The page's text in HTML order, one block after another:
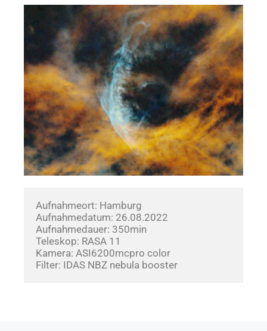
Aufnahmeort: Hamburg
Aufnahmedatum: 26.08.2022
Aufnahmedauer: 350min
Teleskop: RASA 11
Kamera: ASI6200mcpro color
Filter: IDAS NBZ nebula booster